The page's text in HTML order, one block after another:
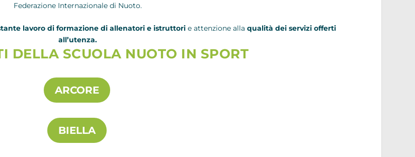
Federazione Internazionale di Nuoto.
lavoro di formazione di allenatori e istruttorie attenzione alla qualità dei servizi offerti
all’utenza.
DELLA SCUOLA NUOTO IN SPORT
ARCORE
BIELLA